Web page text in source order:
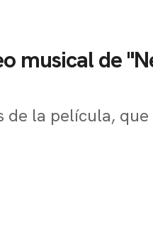
musical de
la película,